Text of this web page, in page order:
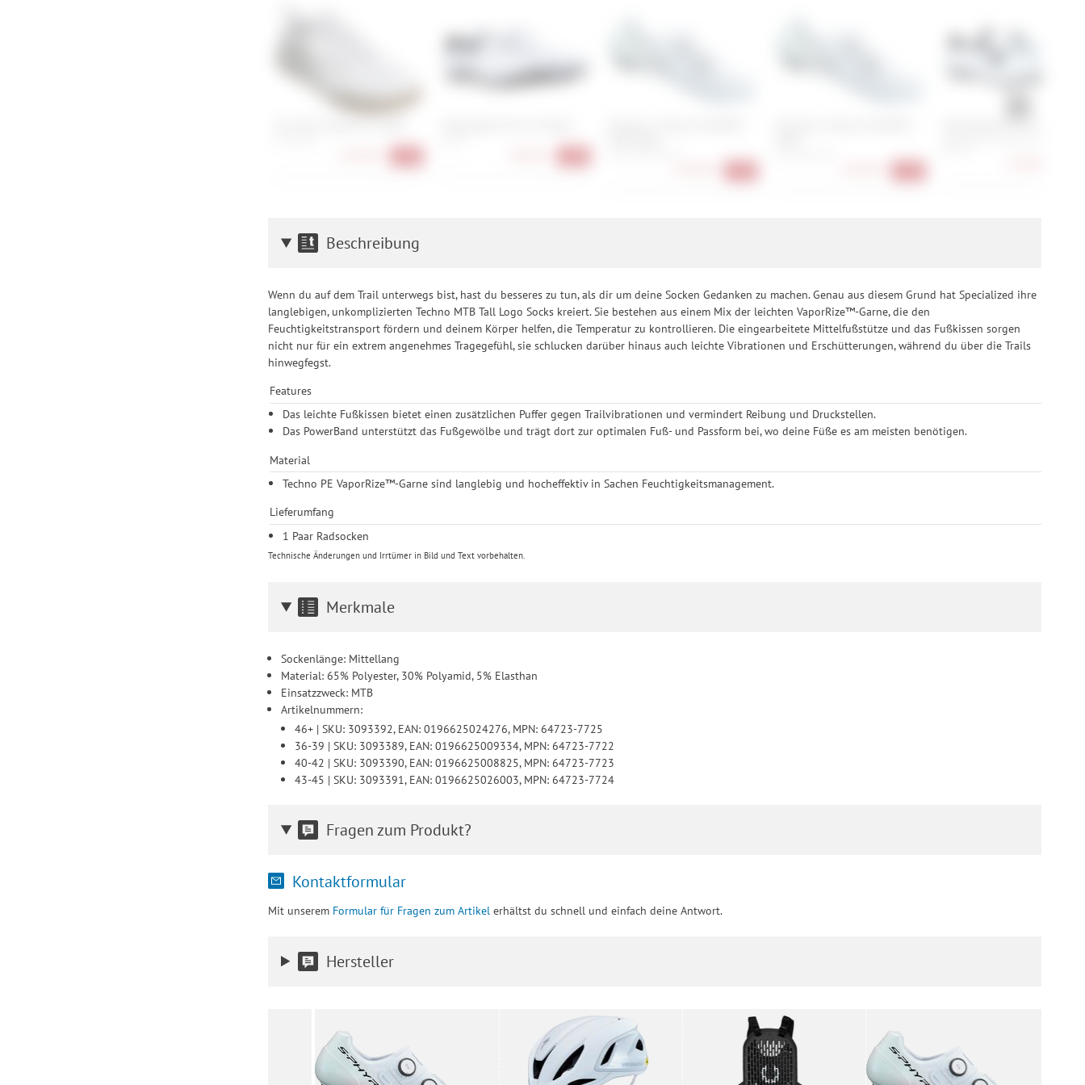
Beschreibung
Wenn du auf dem Trail unterwegs bist, hast du besseres zu tun, als dir um deine Socken Gedanken zu machen. Genau aus diesem Grund hat Specialized ihre
langlebigen, unkomplizierten Techno MTB Tall Logo Socks kreiert. Sie bestehen aus einem Mix der leichten VaporRize™-Garne, die den
Feuchtigkeitstransport fördern und deinem Körper helfen, die Temperatur zu kontrollieren. Die eingearbeitete Mittelfußstütze und das Fußkissen sorgen
nicht nur für ein extrem angenehmes Tragegefühl, sie schlucken darüber hinaus auch leichte Vibrationen und Erschütterungen, während du über die Trails
hinwegfegst.
Features
Das leichte Fußkissen bietet einen zusätzlichen Puffer gegen Trailvibrationen und vermindert Reibung und Druckstellen.
Das PowerBand unterstützt das Fußgewölbe und trägt dort zur optimalen Fuß- und Passform bei, wo deine Füße es am meisten benötigen.
Material
Techno PE VaporRize™-Garne sind langlebig und hocheffektiv in Sachen Feuchtigkeitsmanagement.
Lieferumfang
1 Paar Radsocken
Technische Änderungen und Irrtümer in Bild und Text vorbehalten.
Merkmale
Sockenlänge: Mittellang
Material: 65% Polyester, 30% Polyamid, 5% Elasthan
Einsatzzweck: MTB
Artikelnummern:
46+ | SKU: 3093392, EAN: 0196625024276, MPN: 64723-7725
36-39 | SKU: 3093389, EAN: 0196625009334, MPN: 64723-7722
40-42 | SKU: 3093390, EAN: 0196625008825, MPN: 64723-7723
43-45 | SKU: 3093391, EAN: 0196625026003, MPN: 64723-7724
Fragen zum Produkt?
Kontaktformular
Mit unserem Formular für Fragen zum Artikelerhältst du schnell und einfach deine Antwort.
Hersteller